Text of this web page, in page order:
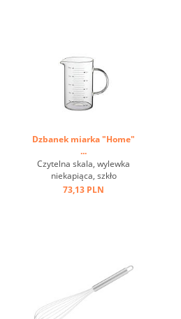
Dzbanek miarka "Home"
...
Czytelna skala, wylewka
niekapiąca, szkło
borokrzemianowe ...
73,13 PLN